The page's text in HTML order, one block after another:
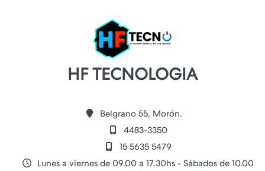
HF TECNOLOGIA
Belgrano 55, Morón.
4483-3350
15 5635 5479
Lunes a viernes de 09.00 a 17.30hs - Sábados de 10.00